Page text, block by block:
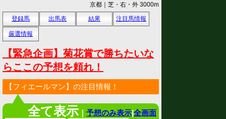
京都｜芝・右・外 3000m
登録馬
出馬表 結果 注目馬情報
厳選情報
【緊急企画】菊花賞で勝ちたいな
らここの予想を頼れ！
【フィエールマン】の注目情報！
全て表示 ｜ 予想のみ表示|全画面